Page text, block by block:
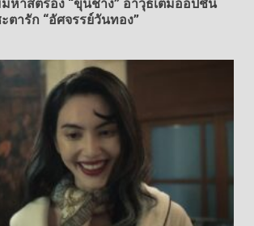
หาสตรอง “ขุนช้าง” อาวุธเต็มออปชัน
ตารัก “อัศจรรย์วันทอง”